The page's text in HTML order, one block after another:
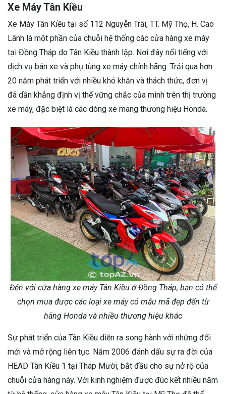
Xe Máy Tân Kiều
Xe Máy Tân Kiều tại số 112 Nguyễn Trãi, TT. Mỹ Thọ, H. Cao
Lãnh là một phần của chuỗi hệ thống các cửa hàng xe máy
tại Đồng Tháp do Tân Kiều thành lập. Nơi đây nổi tiếng với
dịch vụ bán xe và phụ tùng xe máy chính hãng. Trải qua hơn
20 năm phát triển với nhiều khó khăn và thách thức, đơn vị
đã dần khẳng định vị thế vững chắc của mình trên thị trường
xe máy, đặc biệt là các dòng xe mang thương hiệu Honda​​.
Đến với cửa hàng xe máy Tân Kiều ở Đồng Tháp, bạn có thể
chọn mua được các loại xe máy có mẫu mã đẹp đến từ
hãng Honda và nhiều thương hiệu khác
Sự phát triển của Tân Kiều diễn ra song hành với những đổi
mới và mở rộng liên tục. Năm 2006 đánh dấu sự ra đời của
HEAD Tân Kiều 1 tại Tháp Mười, bắt đầu cho sự nở rộ của
chuỗi cửa hàng này. Với kinh nghiệm được đúc kết nhiều năm